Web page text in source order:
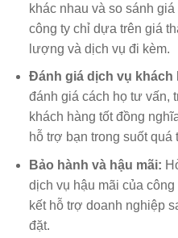
khác nhau và so sánh
công ty chỉ dựa trên giá
lượng và dịch vụ đi kèm.
Đánh giá dịch vụ khách
đánh giá cách họ tư vấn,
khách hàng tốt đồng
hỗ trợ bạn trong suốt quá
Bảo hành và hậu mãi:
dịch vụ hậu mãi của
kết hỗ trợ doanh nghiệp
đặt.